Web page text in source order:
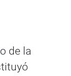
de la